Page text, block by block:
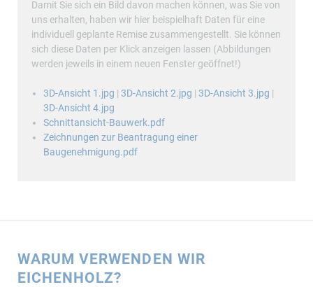
Damit Sie sich ein Bild davon machen können, was Sie von
uns erhalten, haben wir hier beispielhaft Daten für eine
individuell geplante Remise zusammengestellt. Sie können
sich diese Daten per Klick anzeigen lassen (Abbildungen
werden jeweils in einem neuen Fenster geöffnet!)
3D-Ansicht 1.jpg |3D-Ansicht 2.jpg |3D-Ansicht 3.jpg |
3D-Ansicht 4.jpg
Schnittansicht-Bauwerk.pdf
Zeichnungen zur Beantragung einer
Baugenehmigung.pdf
WARUM VERWENDEN WIR
EICHENHOLZ?